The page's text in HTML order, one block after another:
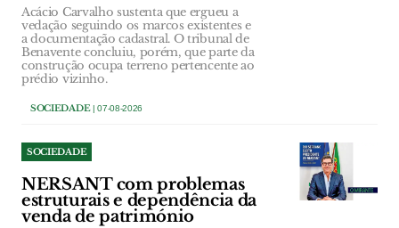
Acácio Carvalho sustenta que ergueu a
vedação seguindo os marcos existentes e
a documentação cadastral. O tribunal de
Benavente concluiu, porém, que parte da
construção ocupa terreno pertencente ao
prédio vizinho.
SOCIEDADE| 07-08-2026
SOCIEDADE
NERSANT com problemas
estruturais e dependência da
venda de património